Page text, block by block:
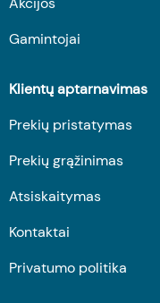
Gamintojai
Klientų aptarnavimas
Prekių pristatymas
Prekių grąžinimas
Atsiskaitymas
Kontaktai
Privatumo politika